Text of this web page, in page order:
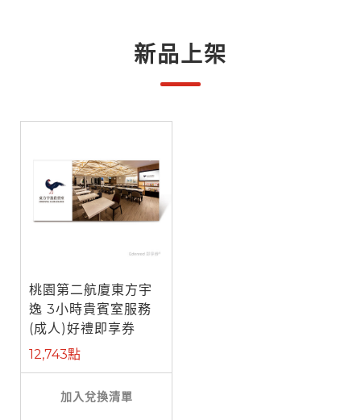
新品上架
桃園第二航廈東方宇
逸 3小時貴賓室服務
(成人)好禮即享券
12,743點
加入兌換清單